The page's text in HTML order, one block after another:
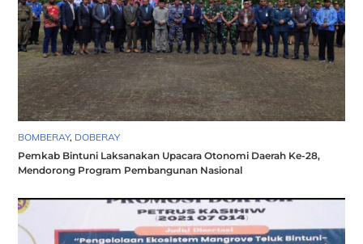
BOMBERAY, DOBERAY
Pemkab Bintuni Laksanakan Upacara Otonomi Daerah Ke-28,
Mendorong Program Pembangunan Nasional